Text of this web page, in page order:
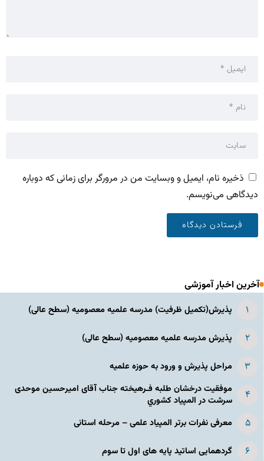
ذخیره نام، ایمیل و وبسایت من در مرورگر برای زمانی که دوباره
دیدگاهی می‌نویسم.
آخرین اخبار آموزشی
پذیرش(تکمیل ظرفیت) مدرسه علمیه معصومیه‌ (سطح عالی)
پذیرش مدرسه علمیه معصومیه‌ (سطح عالی)
مراحل پذیرش و ورود به حوزه علمیه
موفقیت درخشان طلبه فـرهیخته جناب آقای امیرحسین موحدی
سرشت در المپياد كشوري
معرفی نفرات برتر المپیاد علمی – مرحله استانی
گردهمایی اساتید پایه های اول تا سوم